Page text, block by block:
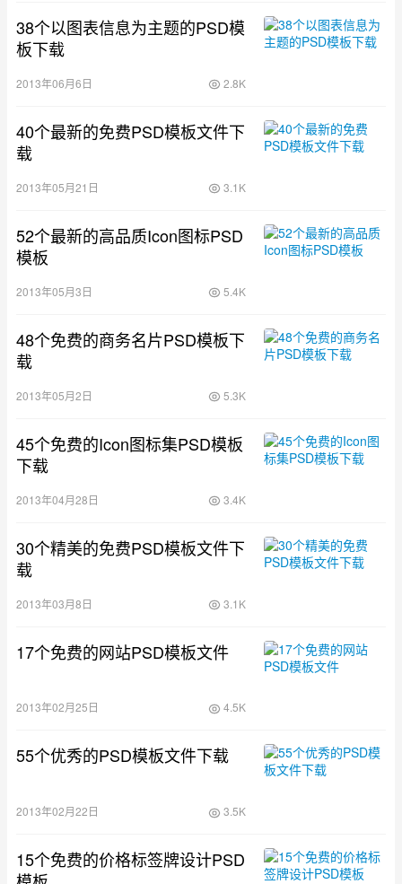
38个以图表信息为主题的PSD模
板下载
2013年06月6日 2.8K
40个最新的免费PSD模板文件下
载
2013年05月21日 3.1K
52个最新的高品质Icon图标PSD
模板
2013年05月3日 5.4K
48个免费的商务名片PSD模板下
载
2013年05月2日 5.3K
45个免费的Icon图标集PSD模板
下载
2013年04月28日 3.4K
30个精美的免费PSD模板文件下
载
2013年03月8日 3.1K
17个免费的网站PSD模板文件
2013年02月25日 4.5K
55个优秀的PSD模板文件下载
2013年02月22日 3.5K
15个免费的价格标签牌设计PSD